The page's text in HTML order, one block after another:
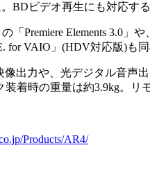
BDビデオ再生にも対応す
「Premiere Elements 3.0」
for VAIO」(HDV対応版)も同
出力や、光デジタル音声出
装着時の重量は約3.9kg。リ
Products/AR4/